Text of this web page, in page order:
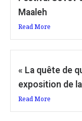
Maaleh
Read More
« La quête de
exposition de
Read More